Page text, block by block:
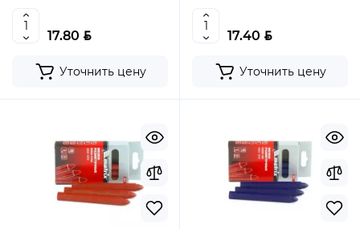
17.80 BYN
Уточнить цену
17.40 BYN
Уточнить цену